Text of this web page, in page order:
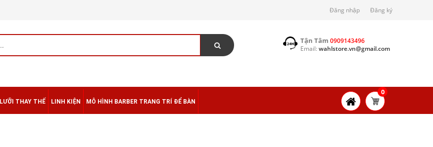
Đăng nhập Đăng ký
Tận Tâm 0909143496
Email: wahlstore.vn@gmail.com
LƯỠI THAY THẾ LINH KIỆN MÔ HÌNH BARBER TRANG TRÍ ĐỂ BÀN
0